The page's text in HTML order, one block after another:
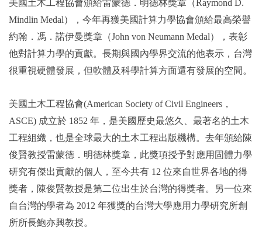
2019年
美國土木工程協會頒給雷蒙德．明德林獎章（Raymond D.
Mindlin Medal），今年再獲美國計算力學協會頒給最高榮譽
約翰．馮．諾伊曼獎章（John von Neumann Medal），表彰
他對計算力學的貢獻。長期與國內學界交流的他表示，台灣
很重視硬體發展，但軟體及科學計算方面還有發展的空間。
美國土木工程協會(American Society of Civil Engineers，
ASCE) 成立於 1852 年，是美國歷史最悠久、最著名的土木
工程組織，也是全球最大的土木工程出版機構。去年頒給陳
俊賢教授雷蒙德．明德林獎章，此獎項授予對應用固體力學
研究有傑出貢獻的個人，至今共有 12 位來自世界各地的得
獎者，陳俊賢教授是第二位出生於台灣的得獎者。另一位來
自台灣的學者為 2012 年獲獎的台灣大學應用力學研究所創
所所長鮑亦興教授。